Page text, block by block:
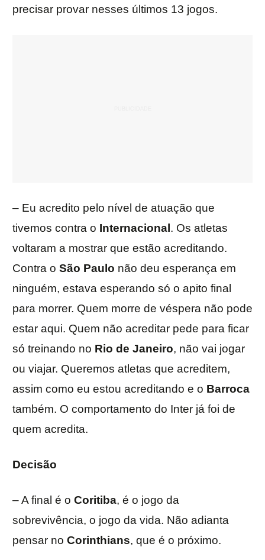
precisar provar nesses últimos 13 jogos.
– Eu acredito pelo nível de atuação que
tivemos contra o Internacional . Os atletas
voltaram a mostrar que estão acreditando.
Contra o São Paulo não deu esperança em
ninguém, estava esperando só o apito final
para morrer. Quem morre de véspera não pode
estar aqui. Quem não acreditar pede para ficar
só treinando no Rio de Janeiro, não vai jogar
ou viajar. Queremos atletas que acreditem,
assim como eu estou acreditando e o Barroca
também. O comportamento do Inter já foi de
quem acredita.
Decisão
– A final é o Coritiba, é o jogo da
sobrevivência, o jogo da vida. Não adianta
pensar no Corinthians, que é o próximo.